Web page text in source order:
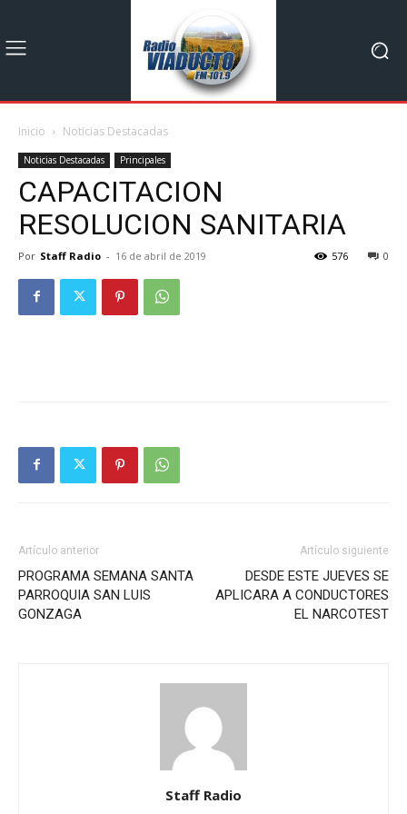
Inicio Noticias Destacadas
Noticias Destacadas Principales
CAPACITACION
RESOLUCION SANITARIA
Por Staff Radio - 16 de abril de 2019 0
576
Artículo anterior
PROGRAMA SEMANA SANTA
PARROQUIA SAN LUIS
GONZAGA
Artículo siguiente
DESDE ESTE JUEVES SE
APLICARA A CONDUCTORES
EL NARCOTEST
Staff Radio